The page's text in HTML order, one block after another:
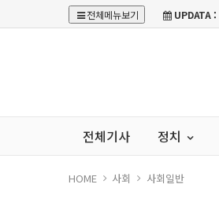
전체메뉴보기 UPDATA :
전체기사 정치
HOME 사회 사회일반